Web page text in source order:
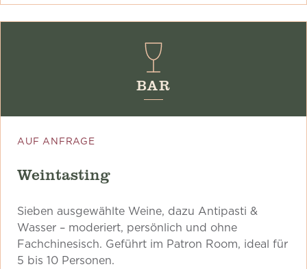
BAR
AUF ANFRAGE
Weintasting
Sieben ausgewählte Weine, dazu Antipasti &
Wasser – moderiert, persönlich und ohne
Fachchinesisch. Geführt im Patron Room, ideal für
5 bis 10 Personen.